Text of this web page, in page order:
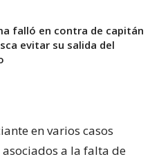
falló en contra de capitán
evitar su salida del
en varios casos
a la falta de